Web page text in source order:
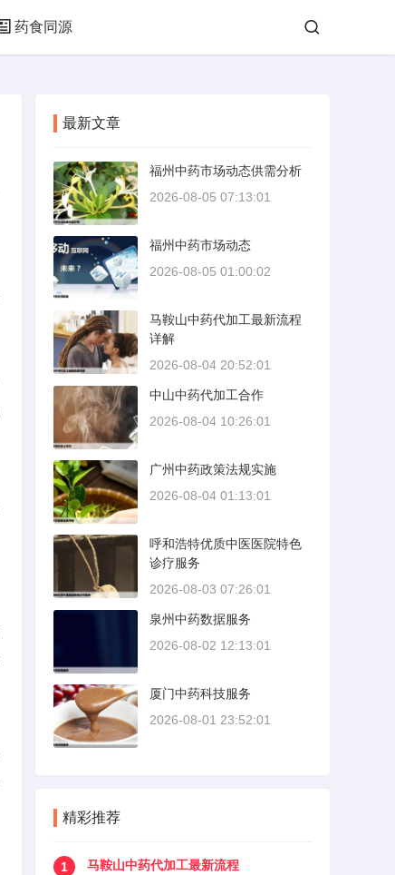
药食同源
最新文章
福州中药市场动态供需分析
2026-08-05 07:13:01
福州中药市场动态
2026-08-05 01:00:02
马鞍山中药代加工最新流程
详解
2026-08-04 20:52:01
中山中药代加工合作
2026-08-04 10:26:01
广州中药政策法规实施
2026-08-04 01:13:01
呼和浩特优质中医医院特色
诊疗服务
2026-08-03 07:26:01
泉州中药数据服务
2026-08-02 12:13:01
厦门中药科技服务
2026-08-01 23:52:01
精彩推荐
1
马鞍山中药代加工最新流程